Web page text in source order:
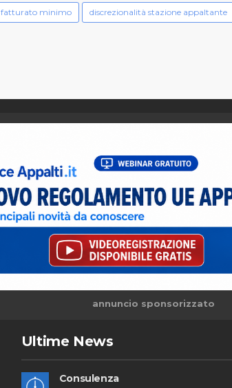
fatturato minimo discrezionalità stazione appaltante
annuncio sponsorizzato
Ultime News
Consulenza